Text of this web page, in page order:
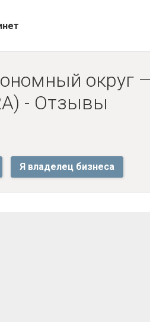
округ
- Отзывы
Я владелец бизнеса